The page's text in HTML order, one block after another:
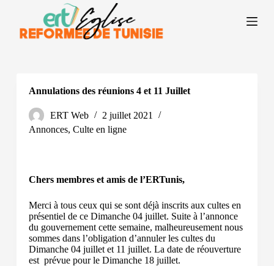
Annulations des réunions 4 et 11 Juillet
ERT Web
2 juillet 2021
Annonces, Culte en ligne
Chers membres et amis de l’ERTunis,
Merci à tous ceux qui se sont déjà inscrits aux cultes en
présentiel de ce Dimanche 04 juillet. Suite à l’annonce
du gouvernement cette semaine, malheureusement nous
sommes dans l’obligation d’annuler les cultes du
Dimanche 04 juillet et 11 juillet. La date de réouverture
est prévue pour le Dimanche 18 juillet.